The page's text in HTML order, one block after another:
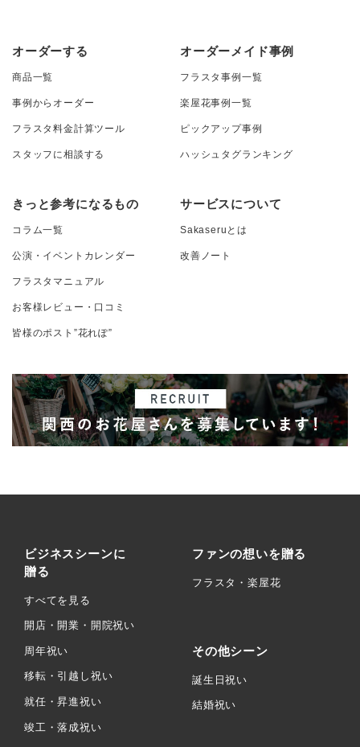
オーダーする
商品一覧
事例からオーダー
フラスタ料金計算ツール
スタッフに相談する
オーダーメイド事例
フラスタ事例一覧
楽屋花事例一覧
ピックアップ事例
ハッシュタグランキング
きっと参考になるもの
コラム一覧
公演・イベントカレンダー
フラスタマニュアル
お客様レビュー・口コミ
皆様のポスト”花れぽ”
サービスについて
Sakaseruとは
改善ノート
ビジネスシーンに
贈る
すべてを見る
開店・開業・開院祝い
周年祝い
移転・引越し祝い
就任・昇進祝い
竣工・落成祝い
ファンの想いを贈る
フラスタ・楽屋花
その他シーン
誕生日祝い
結婚祝い